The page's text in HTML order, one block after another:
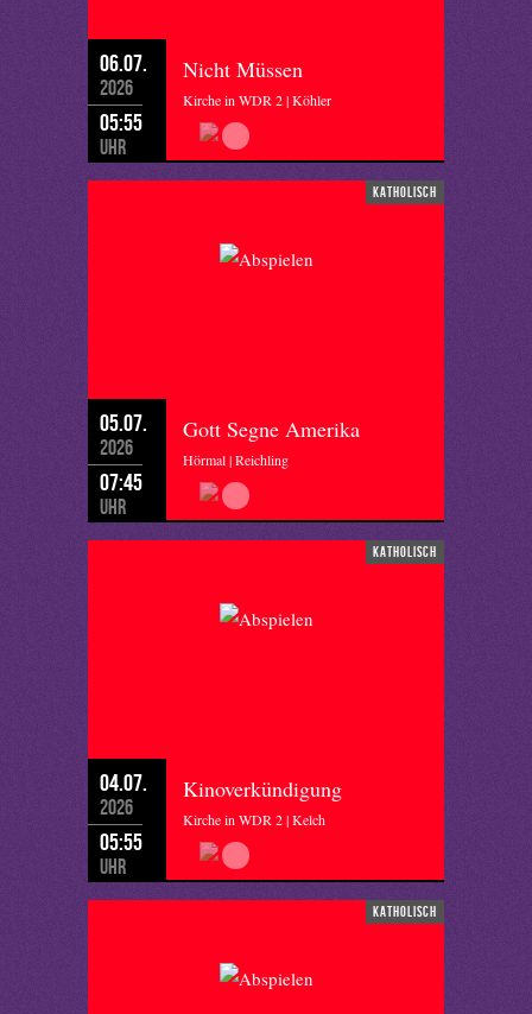
06.07.
2026
05:55
Uhr
Nicht Müssen
Kirche in WDR 2 | Köhler
katholisch
05.07.
2026
07:45
Uhr
Gott Segne Amerika
Hörmal | Reichling
katholisch
04.07.
2026
05:55
Uhr
Kinoverkündigung
Kirche in WDR 2 | Kelch
katholisch